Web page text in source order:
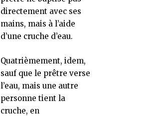
directement avec ses
mains, mais à l’aide
d’une cruche d’eau.
Quatrièmement, idem,
sauf que le prêtre verse
l’eau, mais une autre
personne tient la
cruche, en